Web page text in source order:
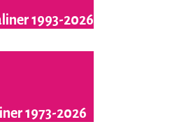
1993-2026
1973-2026